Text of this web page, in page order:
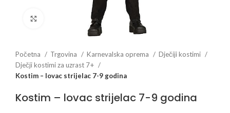
Click to enlarge
Početna Trgovina Karnevalska oprema
Dječiji kostimi
Dječji kostimi za uzrast 7+
Kostim – lovac strijelac 7-9 godina
Kostim – lovac strijelac 7-9 godina